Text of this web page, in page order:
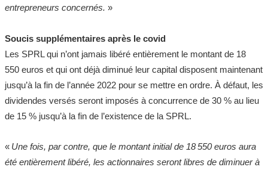
entrepreneurs concernés. »
Soucis supplémentaires après le covid
Les SPRL qui n’ont jamais libéré entièrement le montant de 18
550 euros et qui ont déjà diminué leur capital disposent maintenant
jusqu’à la fin de l’année 2022 pour se mettre en ordre. À défaut, les
dividendes versés seront imposés à concurrence de 30 % au lieu
de 15 % jusqu’à la fin de l’existence de la SPRL.
« Une fois, par contre, que le montant initial de 18 550 euros aura
été entièrement libéré, les actionnaires seront libres de diminuer à